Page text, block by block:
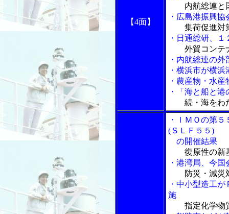
【4面】
内航総連と
・広島港振興
集荷促進対
・日通総研、
外貿コンテ
・内航総連の
・横浜市が横
・農産物・水
・「海と船と
続・海をわ
・ＩＭＯの第
(ＳＬＦ５５)
の開催結果
復原性の新
・港湾局、今
防災・減災
・中小型造工
施
指定化学物